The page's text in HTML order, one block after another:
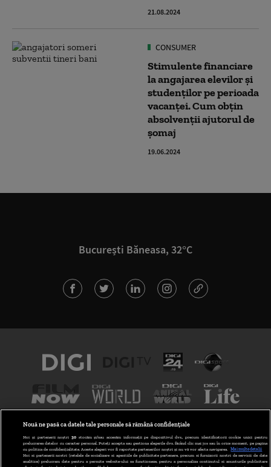
21.08.2024
CONSUMER
Stimulente financiare
la angajarea elevilor şi
studenţilor pe perioada
vacanţei. Cum obțin
absolvenții ajutorul de
șomaj
19.06.2024
București Băneasa, 32°C
Nouă ne pasă ca datele tale personale să rămână confidențiale
Noi și partenerii noștri 30stocăm și/sau accesăm informații pe dispozitivul dvs., precum identificatorii cookie unici pentru
prelucrarea datelor cu caracter personal. Puteți accepta sau gestiona alegerile dvs. făcând clic mai jos sau în orice moment, pe pagina
cu politica de confidențialitate. Aceste alegeri vor fi raportate partenerilor noștri și nu vă vor afecta navigarea.
Mai multe detalii
Noi si partenerii nostri (retelele de socializare si agentiile de publicitate partenere, precum si furnizorii nostri de servicii de date
analitice) prelucram date pentru a permite website-ului sa functioneze, pentru a personaliza continutul si anunturile publicitare